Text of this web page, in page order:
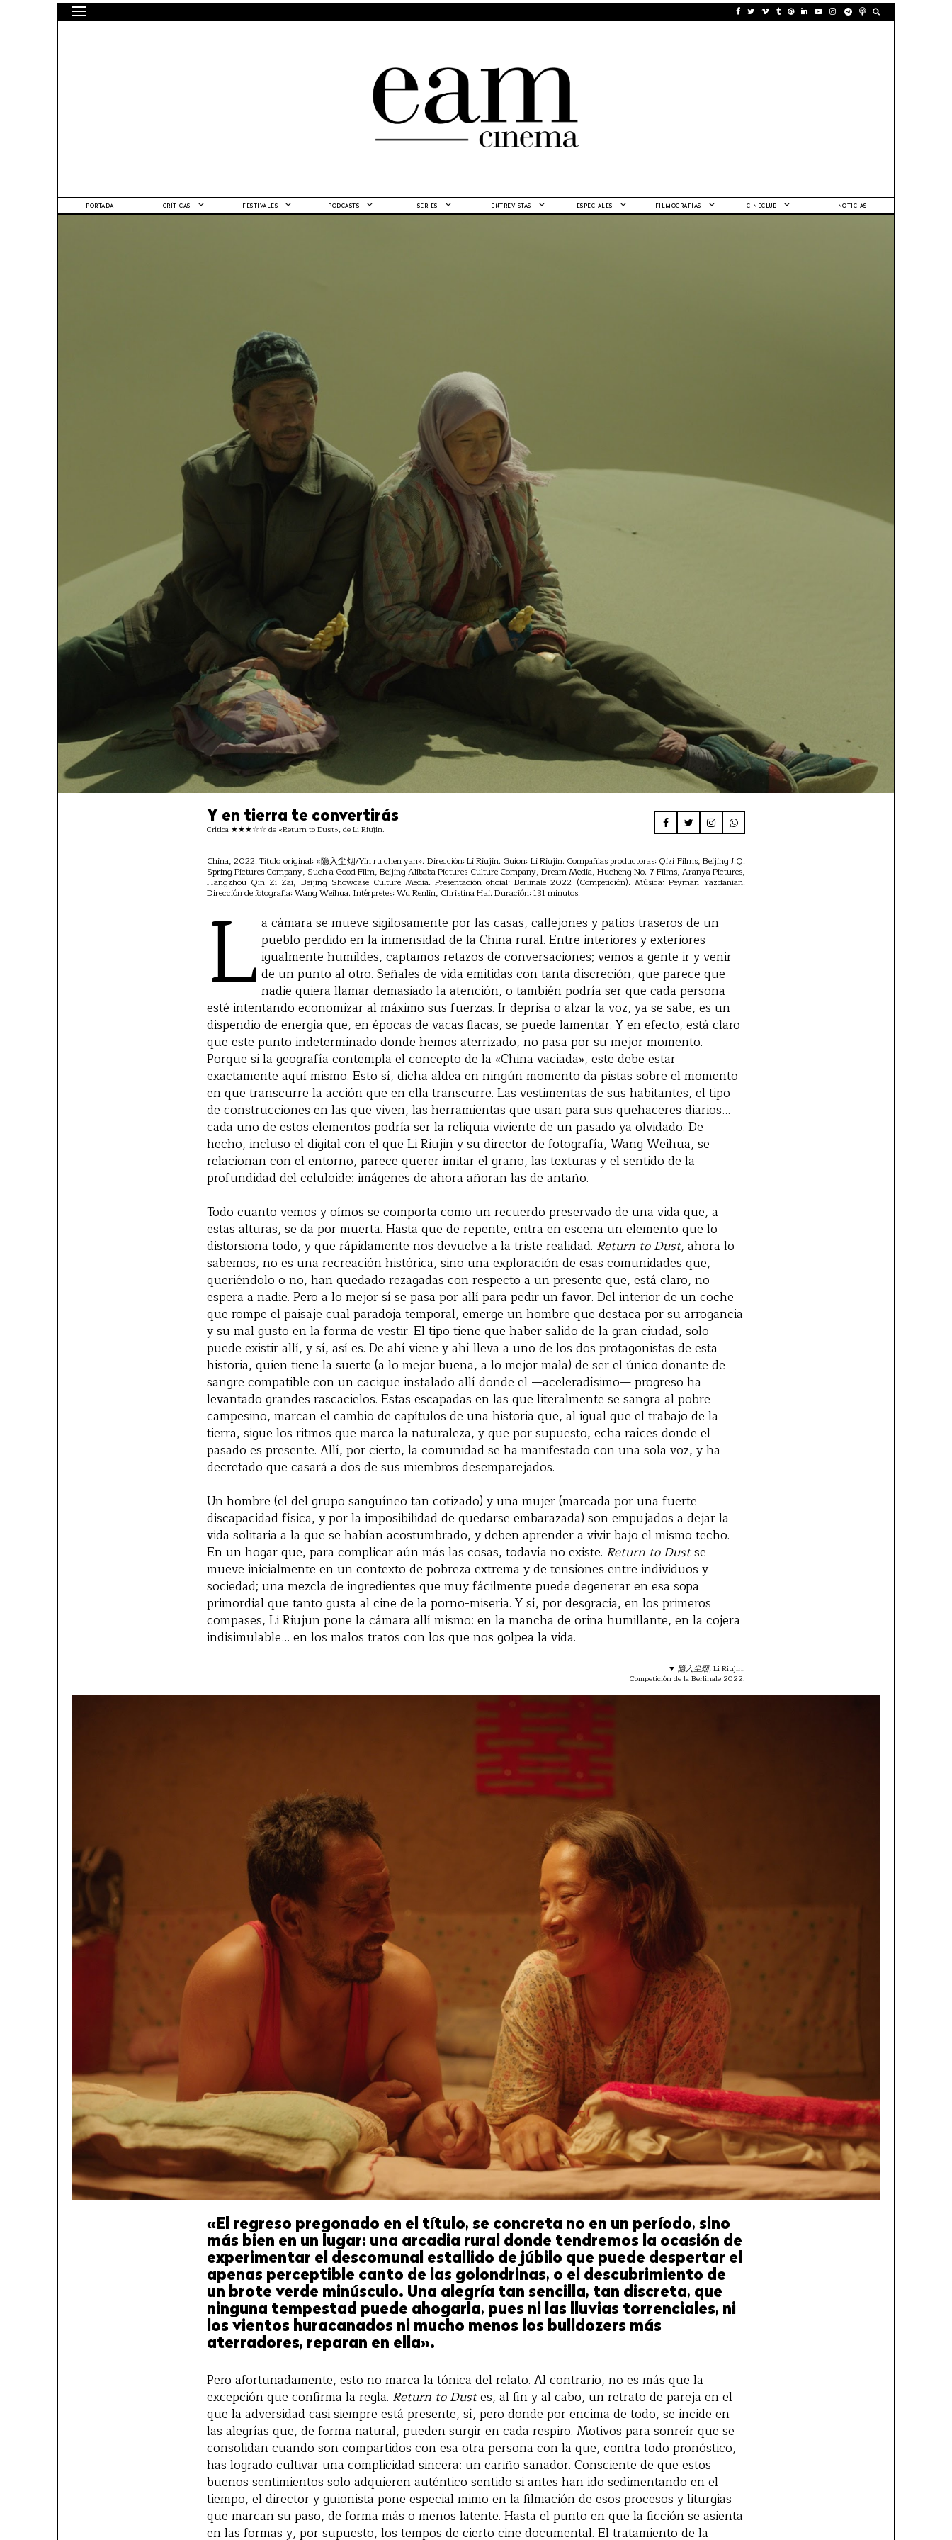
PORTADA CRÍTICAS FESTIVALES PODCASTS SERIES ENTREVISTAS ESPECIALES FILMOGRAFÍAS CINECLUB NOTICIAS
Y en tierra te convertirás
Crítica ★★★☆☆ de «Return to Dust», de Li Riujin.
China, 2022. Título original: «隐入尘烟/Yin ru chen yan». Dirección: Li Riujin. Guion: Li Riujin. Compañías productoras: Qizi Films, Beijing J.Q.
Spring Pictures Company, Such a Good Film, Beijing Alibaba Pictures Culture Company, Dream Media, Hucheng No. 7 Films, Aranya Pictures,
Hangzhou Qin Zi Zai, Beijing Showcase Culture Media. Presentación oficial: Berlinale 2022 (Competición). Música: Peyman Yazdanian.
Dirección de fotografía: Wang Weihua. Intérpretes: Wu Renlin, Christina Hai. Duración: 131 minutos.
L a cámara se mueve sigilosamente por las casas, callejones y patios traseros de un
pueblo perdido en la inmensidad de la China rural. Entre interiores y exteriores
igualmente humildes, captamos retazos de conversaciones; vemos a gente ir y venir
de un punto al otro. Señales de vida emitidas con tanta discreción, que parece que
nadie quiera llamar demasiado la atención, o también podría ser que cada persona
esté intentando economizar al máximo sus fuerzas. Ir deprisa o alzar la voz, ya se sabe, es un
dispendio de energía que, en épocas de vacas flacas, se puede lamentar. Y en efecto, está claro
que este punto indeterminado donde hemos aterrizado, no pasa por su mejor momento.
Porque si la geografía contempla el concepto de la «China vaciada», este debe estar
exactamente aquí mismo. Esto sí, dicha aldea en ningún momento da pistas sobre el momento
en que transcurre la acción que en ella transcurre. Las vestimentas de sus habitantes, el tipo
de construcciones en las que viven, las herramientas que usan para sus quehaceres diarios…
cada uno de estos elementos podría ser la reliquia viviente de un pasado ya olvidado. De
hecho, incluso el digital con el que Li Riujin y su director de fotografía, Wang Weihua, se
relacionan con el entorno, parece querer imitar el grano, las texturas y el sentido de la
profundidad del celuloide: imágenes de ahora añoran las de antaño.
Todo cuanto vemos y oímos se comporta como un recuerdo preservado de una vida que, a
estas alturas, se da por muerta. Hasta que de repente, entra en escena un elemento que lo
distorsiona todo, y que rápidamente nos devuelve a la triste realidad. Return to Dust, ahora lo
sabemos, no es una recreación histórica, sino una exploración de esas comunidades que,
queriéndolo o no, han quedado rezagadas con respecto a un presente que, está claro, no
espera a nadie. Pero a lo mejor sí se pasa por allí para pedir un favor. Del interior de un coche
que rompe el paisaje cual paradoja temporal, emerge un hombre que destaca por su arrogancia
y su mal gusto en la forma de vestir. El tipo tiene que haber salido de la gran ciudad, solo
puede existir allí, y sí, así es. De ahí viene y ahí lleva a uno de los dos protagonistas de esta
historia, quien tiene la suerte (a lo mejor buena, a lo mejor mala) de ser el único donante de
sangre compatible con un cacique instalado allí donde el —aceleradísimo— progreso ha
levantado grandes rascacielos. Estas escapadas en las que literalmente se sangra al pobre
campesino, marcan el cambio de capítulos de una historia que, al igual que el trabajo de la
tierra, sigue los ritmos que marca la naturaleza, y que por supuesto, echa raíces donde el
pasado es presente. Allí, por cierto, la comunidad se ha manifestado con una sola voz, y ha
decretado que casará a dos de sus miembros desemparejados.
Un hombre (el del grupo sanguíneo tan cotizado) y una mujer (marcada por una fuerte
discapacidad física, y por la imposibilidad de quedarse embarazada) son empujados a dejar la
vida solitaria a la que se habían acostumbrado, y deben aprender a vivir bajo el mismo techo.
En un hogar que, para complicar aún más las cosas, todavía no existe. Return to Dustse
mueve inicialmente en un contexto de pobreza extrema y de tensiones entre individuos y
sociedad; una mezcla de ingredientes que muy fácilmente puede degenerar en esa sopa
primordial que tanto gusta al cine de la porno-miseria. Y sí, por desgracia, en los primeros
compases, Li Riujun pone la cámara allí mismo: en la mancha de orina humillante, en la cojera
indisimulable… en los malos tratos con los que nos golpea la vida.
▼ 隐入尘烟, Li Riujin.
Competición de la Berlinale 2022.
«El regreso pregonado en el título, se concreta no en un período, sino
más bien en un lugar: una arcadia rural donde tendremos la ocasión de
experimentar el descomunal estallido de júbilo que puede despertar el
apenas perceptible canto de las golondrinas, o el descubrimiento de
un brote verde minúsculo. Una alegría tan sencilla, tan discreta, que
ninguna tempestad puede ahogarla, pues ni las lluvias torrenciales, ni
los vientos huracanados ni mucho menos los bulldozers más
aterradores, reparan en ella».
Pero afortunadamente, esto no marca la tónica del relato. Al contrario, no es más que la
excepción que confirma la regla. Return to Dustes, al fin y al cabo, un retrato de pareja en el
que la adversidad casi siempre está presente, sí, pero donde por encima de todo, se incide en
las alegrías que, de forma natural, pueden surgir en cada respiro. Motivos para sonreír que se
consolidan cuando son compartidos con esa otra persona con la que, contra todo pronóstico,
has logrado cultivar una complicidad sincera: un cariño sanador. Consciente de que estos
buenos sentimientos solo adquieren auténtico sentido si antes han ido sedimentando en el
tiempo, el director y guionista pone especial mimo en la filmación de esos procesos y liturgias
que marcan su paso, de forma más o menos latente. Hasta el punto en que la ficción se asienta
en las formas y, por supuesto, los tempos de cierto cine documental. El tratamiento de la